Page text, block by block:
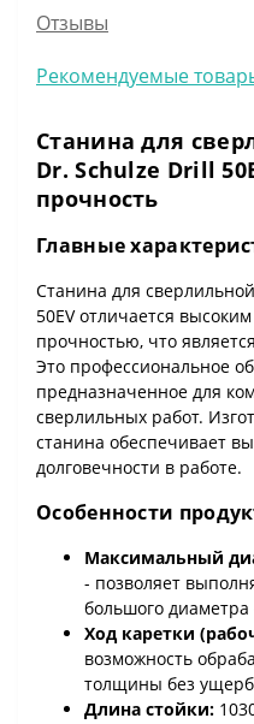
Отзывы
Рекомендуемые
Станина для
Dr. Schulze Drill
прочность
Главные
Станина для
50EV отличается
прочностью, что
Это профессиональное
предназначенное для
сверлильных работ.
станина обеспечивает
долговечности в работе.
Особенности
Максимальный
- позволяет
большого
Ход каретки
возможность
толщины без
Длина стойки: